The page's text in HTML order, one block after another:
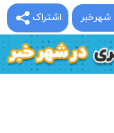
اشتراک